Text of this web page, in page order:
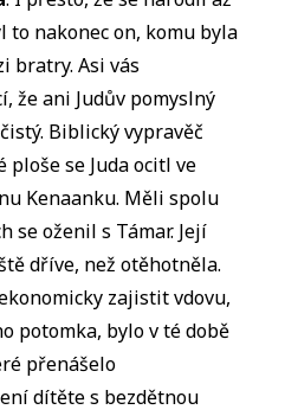
to nakonec on, komu byla
bratry. Asi vás
že ani Judův pomyslný
Biblický vypravěč
ploše se Juda ocitl ve
Kenaanku. Měli spolu
se oženil s Támar. Její
dříve, než otěhotněla.
zajistit vdovu,
potomka, bylo v té době
přenášelo
dítěte s bezdětnou